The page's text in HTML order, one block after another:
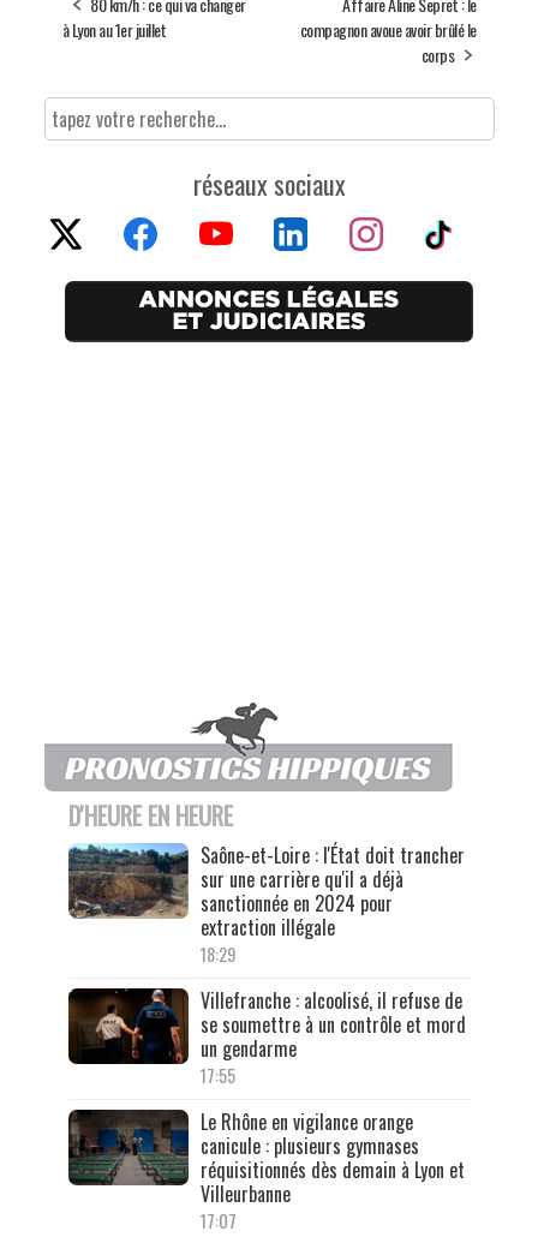
à Lyon au 1er juillet
compagnon avoue avoir brûlé le
corps
réseaux sociaux
D'HEURE EN HEURE
Saône-et-Loire : l'État doit trancher
sur une carrière qu'il a déjà
sanctionnée en 2024 pour
extraction illégale
18:29
Villefranche : alcoolisé, il refuse de
se soumettre à un contrôle et mord
un gendarme
17:55
Le Rhône en vigilance orange
canicule : plusieurs gymnases
réquisitionnés dès demain à Lyon et
Villeurbanne
17:07